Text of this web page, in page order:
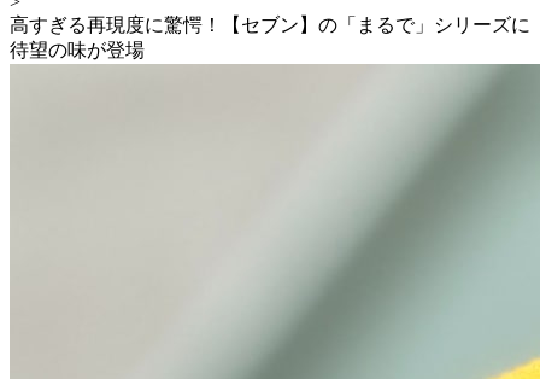
高すぎる再現度に驚愕！【セブン】の「まるで」シリーズに
待望の味が登場